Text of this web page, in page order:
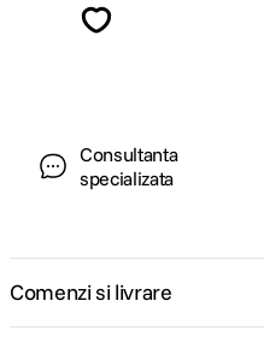
Consultanta
specializata
Comenzi si livrare